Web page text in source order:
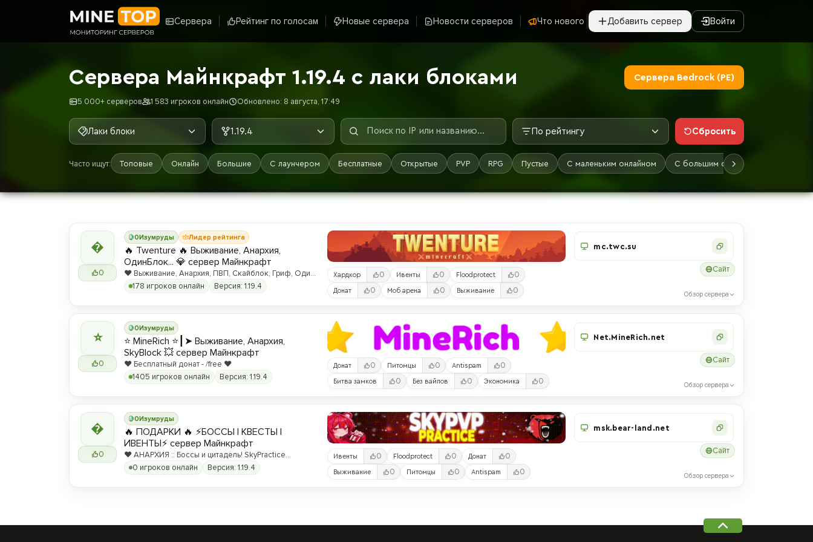
Сервера Рейтинг по голосам Новые сервера Новости серверов Что нового Добавить сервер Войти
Сервера Майнкрафт 1.19.4 с лаки блоками
5 000+ серверов 1 583 игроков онлайн Обновлено: 8 августа, 17:49
Сервера Bedrock (PE)
Лаки блоки 1.19.4 По рейтингу Сбросить
Часто ищут: Топовые Онлайн Большие С лаунчером Бесплатные Открытые PVP RPG Пустые С маленьким онлайном С большим онлайном

0
0Изумруды Лидер рейтинга
🔥 Twenture 🔥 Выживание, Анархия,
ОдинБлок... 💎 сервер Майнкрафт
❤️ Выживание, Анархия, ПВП, Скайблок, Гриф, Один
Блок, для ПК и ПЕ, Лучший Майнкрафт сервер! ❤️
178 игроков онлайн Версия: 1.19.4
Хардкор 0 Ивенты 0 Floodprotect 0
Донат 0 Моб арена 0 Выживание 0
mc.twc.su
Сайт
Обзор сервера
⭐
0
0Изумруды
⭐ MineRich ⭐┃➤ Выживание, Анархия,
SkyBlock 💥 сервер Майнкрафт
❤️ Бесплатный донат - /free ❤️
1405 игроков онлайн
Версия: 1.19.4
Донат 0 Питомцы 0 Antispam 0
Битва замков 0 Без вайпов 0 Экономика 0
Net.MineRich.net
Сайт
Обзор сервера

0
0Изумруды
🔥 ПОДАРКИ 🔥 ⚡БОССЫ | КВЕСТЫ |
ИВЕНТЫ⚡ сервер Майнкрафт
❤️ АНАРХИЯ :: Боссы и цитадель! SkyPractice
дуэли+лаки-блоки! BEDWARS!
0 игроков онлайн Версия: 1.19.4
Ивенты 0 Floodprotect 0 Донат 0
Выживание 0 Питомцы 0 Antispam 0
msk.bear-land.net
Сайт
Обзор сервера